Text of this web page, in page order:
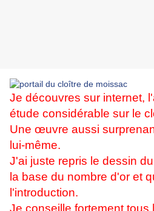
Je découvres sur internet,
étude considérable sur le
Une œuvre aussi
lui-même.
J'ai juste repris le dessin
la base du nombre d'or et
l'introduction.
Je conseille fortement tous